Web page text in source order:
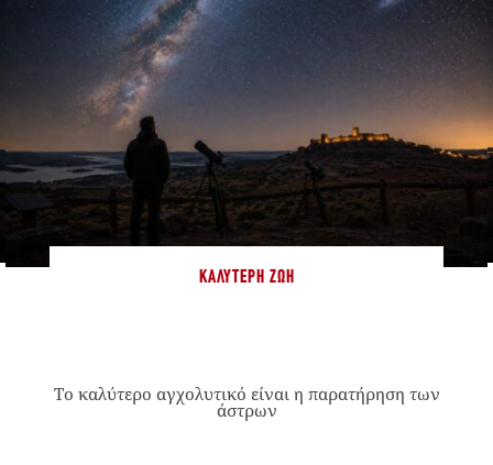
ΚΑΛΎΤΕΡΗ ΖΩΉ
Το καλύτερο αγχολυτικό είναι η παρατήρηση των
άστρων